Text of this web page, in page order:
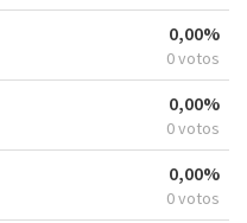
0,00%
0 votos
0,00%
0 votos
0,00%
0 votos